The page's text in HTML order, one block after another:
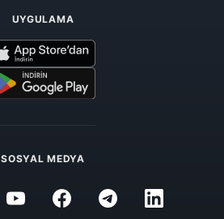
UYGULAMA
SOSYAL MEDYA